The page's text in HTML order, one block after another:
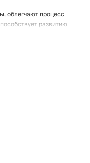
облегчают процесс
развитию